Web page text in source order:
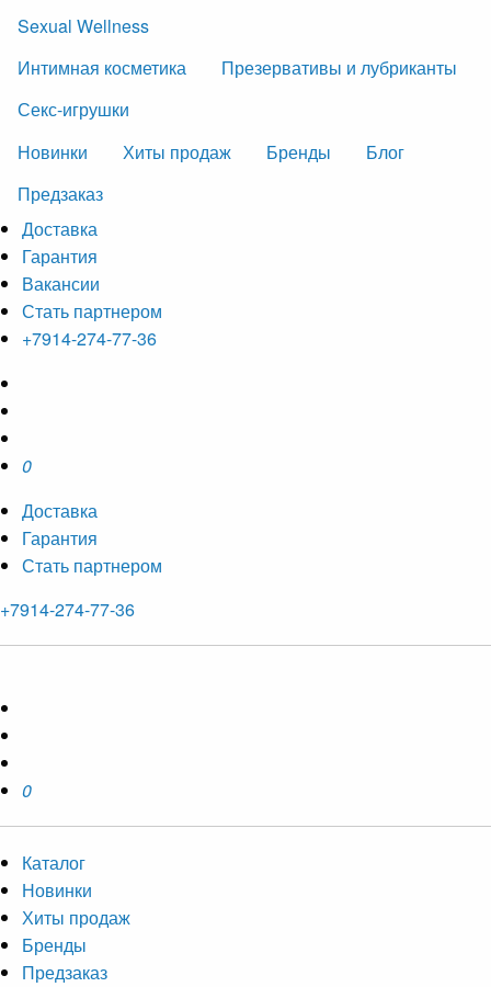
Sexual Wellness
Интимная косметика
Презервативы и лубриканты
Секс-игрушки
Новинки
Хиты продаж Бренды
Блог
Предзаказ
Доставка
Гарантия
Вакансии
Стать партнером
+7914-274-77-36
0
Доставка
Гарантия
Стать партнером
+7914-274-77-36
0
Каталог
Новинки
Хиты продаж
Бренды
Предзаказ